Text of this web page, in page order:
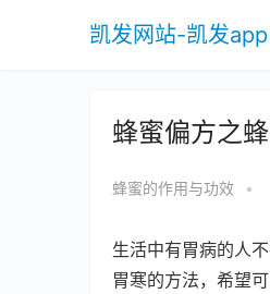
凯发网站-凯发app
蜂蜜偏方之
蜂蜜的作用与功效 •
生活中有胃病的人
胃寒的方法，希望